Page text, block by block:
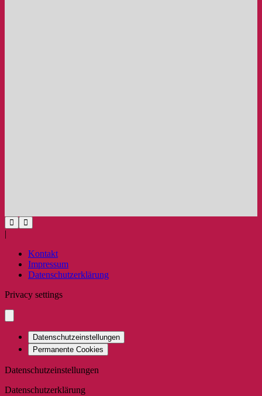
|
Kontakt
Impressum
Datenschutzerklärung
Privacy settings
Datenschutzeinstellungen
Permanente Cookies
Datenschutzeinstellungen
Datenschutzerklärung